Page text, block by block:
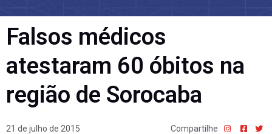
Falsos médicos
atestaram 60 óbitos na
região de Sorocaba
21 de julho de 2015 Compartilhe